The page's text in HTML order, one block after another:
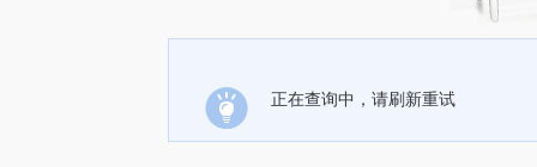
正在查询中，请刷新重试